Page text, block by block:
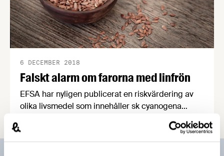
Falskt alarm om farorna med linfrön
6 DECEMBER 2018
EFSA har nyligen publicerat en riskvärdering av
olika livsmedel som innehåller sk cyanogena
slutsats är att det inte finns några allvarliga
hälsorisker. Livsmedelsverket bör nu se över sina